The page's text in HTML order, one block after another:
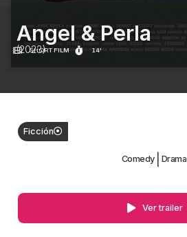
SHORT FILM 14'
Angel & Perla
(2023)
Ficción
Comedy Drama
Ver trailer